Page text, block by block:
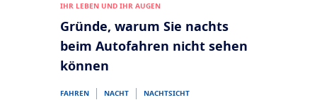
IHR LEBEN UND IHR AUGEN
Gründe, warum Sie nachts
beim Autofahren nicht sehen
können
FAHREN NACHT NACHTSICHT